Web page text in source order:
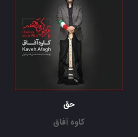
حق
کاوه آفاق